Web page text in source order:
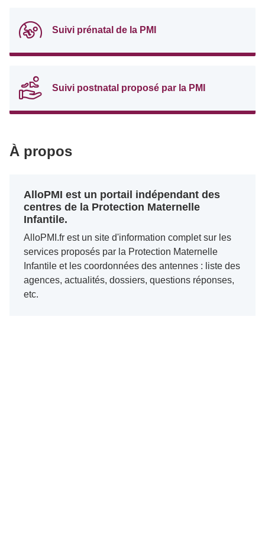
Suivi prénatal de la PMI
Suivi postnatal proposé par la PMI
À propos
AlloPMI est un portail indépendant des
centres de la Protection Maternelle
Infantile.
AlloPMI.fr est un site d'information complet sur les
services proposés par la Protection Maternelle
Infantile et les coordonnées des antennes : liste des
agences, actualités, dossiers, questions réponses,
etc.